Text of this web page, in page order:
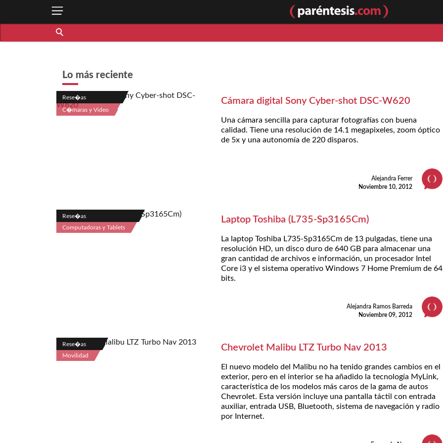
Lo más reciente
Rese�as
C�maras y Video
Cámara digital Sony Cyber-shot DSC-W620
Una cámara sencilla para capturar fotografías con buena
calidad. Tiene una resolución de 14.1 megapixeles, zoom óptico
de 5x y una autonomía de 220 disparos.
Alejandra Ferrer
Noviembre 10, 2012
Rese�as
Computadoras y Tablets
Laptop Toshiba (L735-Sp3165Cm)
La laptop Toshiba L735-Sp3165Cm de 13 pulgadas, tiene una
resolución HD, un disco duro de 640 GB para almacenar una
gran cantidad de archivos e información, un procesador Intel
Core i3 y el sistema operativo Windows 7 Home Premium de 64
bits.
Alejandra Ramos Barreda
Noviembre 09, 2012
Rese�as
Movilidad
Chevrolet Malibu LTZ Turbo Nav 2013
El nuevo modelo del Malibu no ha tenido grandes cambios en el
exterior, pero en el interior se ha añadido la tecnología MyLink,
característica de los modelos más caros de la gama de autos
Chevrolet. Esta versión incluye una pantalla táctil con entrada
auxiliar, entrada USB, Bluetooth, sistema de navegación y radio
por Internet.